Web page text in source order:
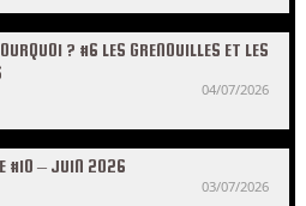
? #6 LES GRENOUILLES ET LES
04/07/2026
#10 – JUIN 2026
03/07/2026